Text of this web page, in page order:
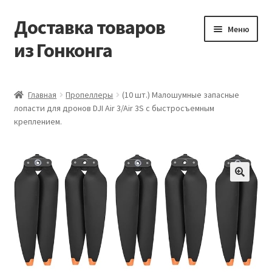
Перейти
к
навигации
Перейти
к
содержимому
Доставка товаров
из Гонконга
Меню
Контакты
Мой аккаунт
Новости
Оптовый склад
Главная Пропеллеры
(10 шт.) Малошумные запасные
лопасти для дронов DJI Air 3/Air 3S с быстросъемным
креплением.